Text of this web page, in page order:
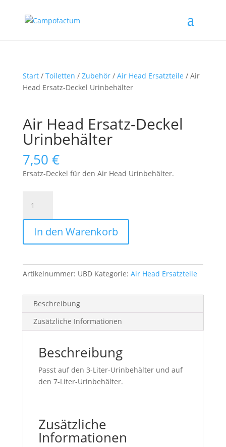
Start/ Toiletten / Zubehör/ Air Head Ersatzteile / Air
Head Ersatz-Deckel Urinbehälter
Air Head Ersatz-Deckel
Urinbehälter
7,50 €
Ersatz-Deckel für den Air Head Urinbehälter.
Head
Ersatz-
Deckel
Urinbehälter
In den Warenkorb
Artikelnummer: UBD Kategorie: Air Head Ersatzteile
Beschreibung
Zusätzliche Informationen
Beschreibung
Passt auf den 3-Liter-Urinbehälter und auf
den 7-Liter-Urinbehälter.
Zusätzliche
Informationen